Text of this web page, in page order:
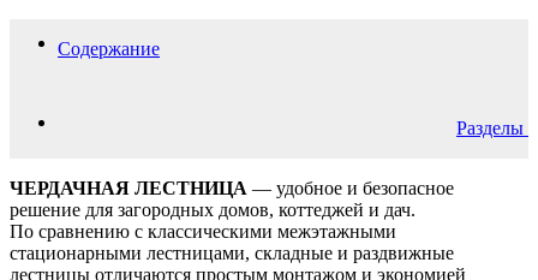
Содержание
Разделы
ЧЕРДАЧНАЯ ЛЕСТНИЦА — удобное и безопасное
решение для загородных домов, коттеджей и дач.
По сравнению с классическими межэтажными
стационарными лестницами, складные и раздвижные
лестницы отличаются простым монтажом и экономией